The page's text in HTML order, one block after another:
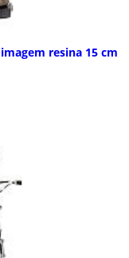
resina 15 cm